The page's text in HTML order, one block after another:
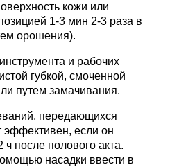
кожи или
1-3 мин 2-3 раза в
орошения).
и рабочих
губкой, смоченной
путем замачивания.
передающихся
если он
после полового акта.
насадки ввести в